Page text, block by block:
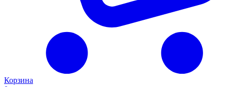
Корзина